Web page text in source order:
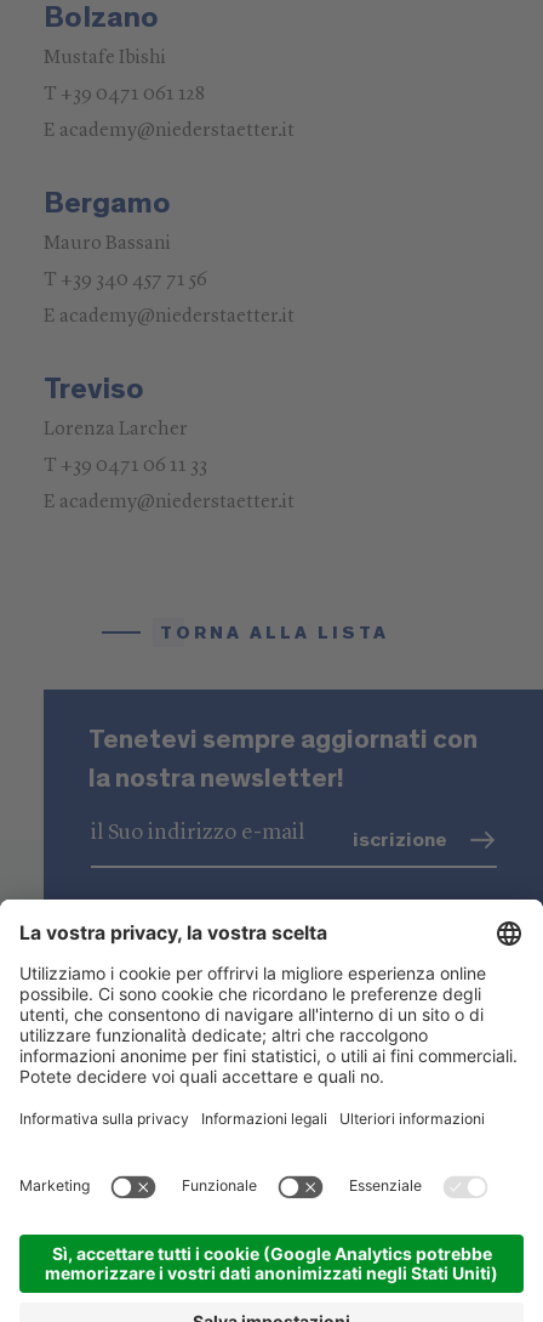
Bolzano
Mustafe Ibishi
T +39 0471 061 128
E academy@niederstaetter.it
Bergamo
Mauro Bassani
T +39 340 457 71 56
E academy@niederstaetter.it
Treviso
Lorenza Larcher
T +39 0471 06 11 33
E academy@niederstaetter.it
TORNA ALLA LISTA
Tenetevi sempre aggiornati con
la nostra newsletter!
iscrizione
Niederstätter SpA
Sedi
Gamma prodotti
Link utili
ACADEMY